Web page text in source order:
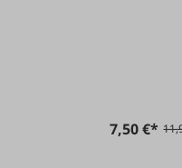
7,50 €*